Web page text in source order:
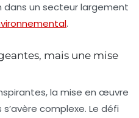
un secteur largement
.
mais une mise
la mise en œuvre
complexe. Le défi